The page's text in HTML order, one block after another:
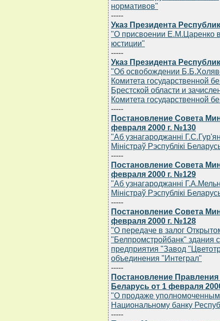
нормативов"
-----
Указ Президента
"О присвоении Е.М.Царенко
юстиции"
-----
Указ Президента
"Об освобождении
Комитета государственной
Брестской области и
Комитета государственной
-----
Постановление Совета
февраля 2000 г. №130
"Аб узнагароджаннi
Мiнiстраў Рэспублiкi
-----
Постановление Совета
февраля 2000 г. №129
"Аб узнагароджаннi
Мiнiстраў Рэспублiкi
-----
Постановление Совета
февраля 2000 г. №128
"О передаче в залог
"Белпромстройбанк" здания
предприятия "Завод
объединения "Интеграл"
-----
Постановление
Беларусь от 1 февраля
"О продаже
Национальному банку
-----